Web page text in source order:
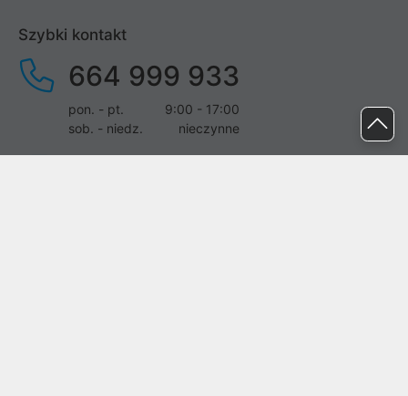
Szybki kontakt
664 999 933
pon. - pt.
9:00 - 17:00
sob. - niedz.
nieczynne